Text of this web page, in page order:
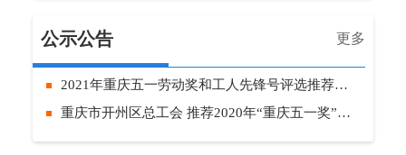
公示公告 更多
2021年重庆五一劳动奖和工人先锋号评选推荐公示
重庆市开州区总工会 推荐2020年“重庆五一奖”的公示